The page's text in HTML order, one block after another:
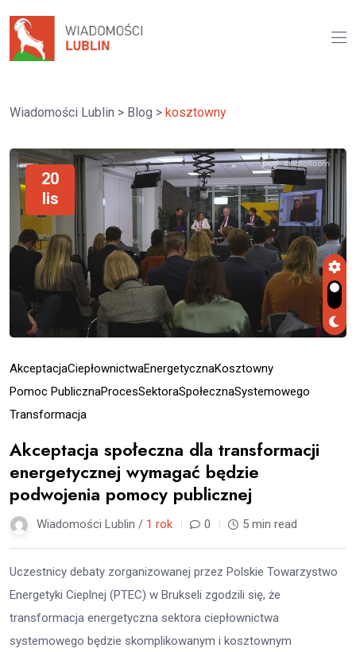
Wiadomości Lublin > Blog > kosztowny
20
lis
AkceptacjaCiepłownictwaEnergetycznaKosztowny
Pomoc PublicznaProcesSektoraSpołecznaSystemowego
Transformacja
Akceptacja społeczna dla transformacji
energetycznej wymagać będzie
podwojenia pomocy publicznej
Wiadomości Lublin / 1 rok 0 5 min read
Uczestnicy debaty zorganizowanej przez Polskie Towarzystwo
Energetyki Cieplnej (PTEC) w Brukseli zgodzili się, że
transformacja energetyczna sektora ciepłownictwa
systemowego będzie skomplikowanym i kosztownym